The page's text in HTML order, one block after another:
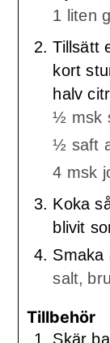
1 liten
Tillsätt
kort
halv
½ msk
½ saft
4 msk
Koka
blivit
Smaka
salt,
Tillbehör
Skär